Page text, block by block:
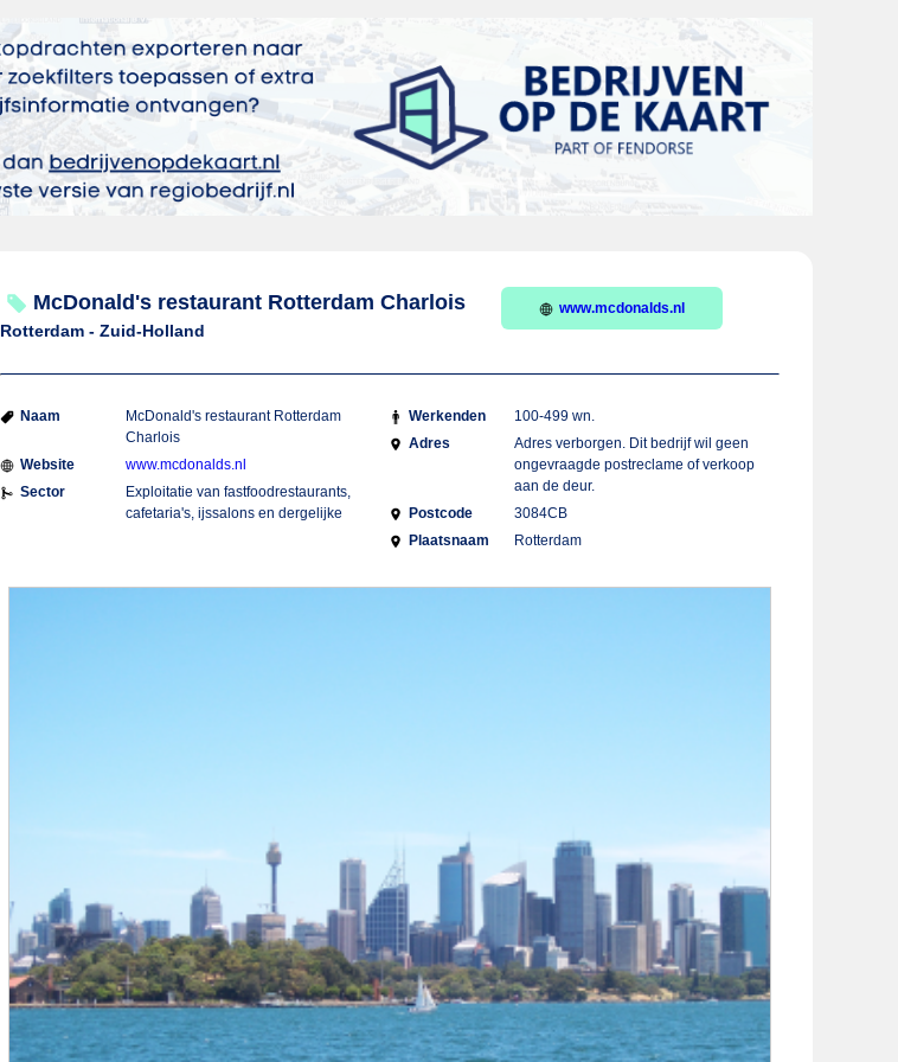
McDonald's restaurant Rotterdam Charlois
Rotterdam - Zuid-Holland
www.mcdonalds.nl
Naam
McDonald's restaurant Rotterdam
Charlois
Website
www.mcdonalds.nl
Sector
Exploitatie van fastfoodrestaurants,
cafetaria's, ijssalons en dergelijke
Werkenden
100-499 wn.
Adres
Adres verborgen. Dit bedrijf wil geen
ongevraagde postreclame of verkoop
aan de deur.
Postcode
3084CB
Plaatsnaam
Rotterdam